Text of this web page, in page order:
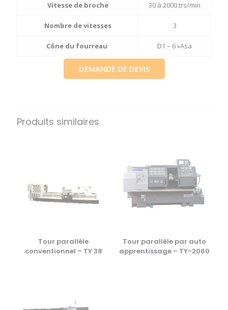
Vitesse de broche 30 à 2000 trs/min
Nombre de vitesses 3
Cône du fourreau D1 – 6 »Asa
DEMANDE DE DEVIS
Produits similaires
Tour parallèle
conventionnel – TY 38
Tour parallèle par auto
apprentissage – TY-2060